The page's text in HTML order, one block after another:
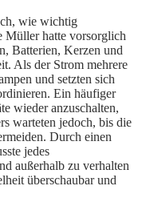
wie wichtig
Müller hatte vorsorglich
Batterien, Kerzen und
Als der Strom mehrere
und setzten sich
Ein häufiger
wieder anzuschalten,
warteten jedoch, bis die
Durch einen
jedes
außerhalb zu verhalten
überschaubar und